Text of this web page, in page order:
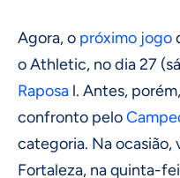
Agora, o próximo jogo
o Athletic, no dia 27
Raposa l. Antes,
confronto pelo
categoria. Na ocasião,
Fortaleza, na quinta-